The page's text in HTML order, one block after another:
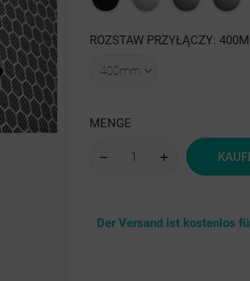
struktura struktura
Czarna
struktura
Biały
mat
struktura
Szary 4
luty
ROZSTAW PRZYŁĄCZY:
MENGE
Der Versand ist kostenlos